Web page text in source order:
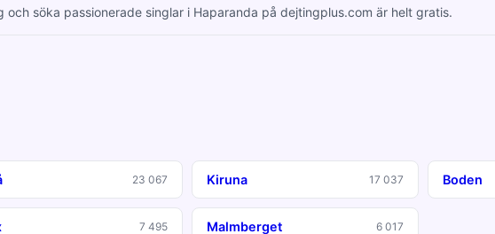
och söka passionerade singlar i Haparanda på dejtingplus.com är helt gratis.
23 067 Kiruna 17 037 Boden
7 495 Malmberget 6 017